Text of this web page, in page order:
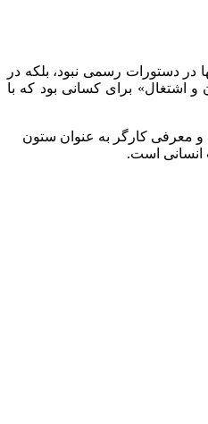
در دستورات رسمی نبود، بلکه در
اشتغال» برای کسانی بود که با
و معرفی کارگر به عنوان ستون
انسانی است.